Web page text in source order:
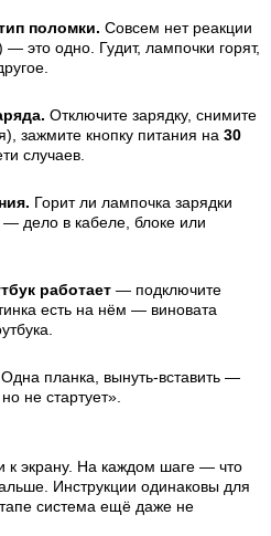
поломки. Совсем нет реакции
это одно. Гудит, лампочки горят,
Отключите зарядку, снимите
зажмите кнопку питания на 30
случаев.
Горит ли лампочка зарядки
дело в кабеле, блоке или
работает— подключите
есть на нём — виновата
Одна планка, вынуть-вставить —
не стартует».
к экрану. На каждом шаге — что
Инструкции одинаковы для
система ещё даже не